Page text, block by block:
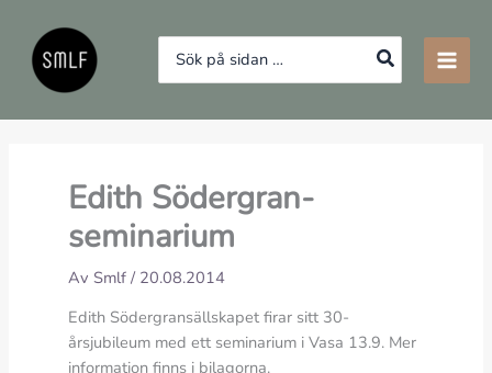
innehåll
Search
for:
Edith Södergran-
seminarium
AvSmlf/ 20.08.2014
Edith Södergransällskapet firar sitt 30-
årsjubileum med ett seminarium i Vasa 13.9. Mer
information finns i bilagorna.